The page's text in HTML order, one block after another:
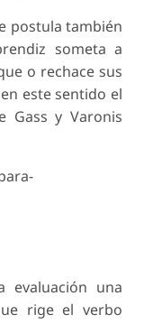
postula también
someta a
o rechace sus
este sentido el
Gass y Varonis
evaluación una
rige el verbo